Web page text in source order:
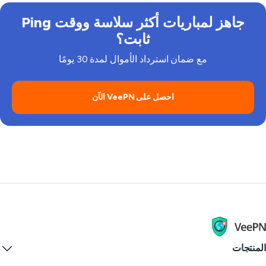
جاهز لمباريات أكثر سلاسة ووقت Ping
ثابت؟
مع ضمان استرداد الأموال لمدة 30 يومًا
احصل على VeePN الآن